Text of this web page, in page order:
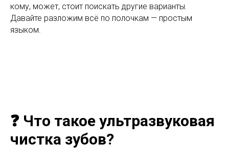
кому, может, стоит поискать другие варианты.
Давайте разложим всё по полочкам — простым
языком.
❓ Что такое ультразвуковая
чистка зубов?